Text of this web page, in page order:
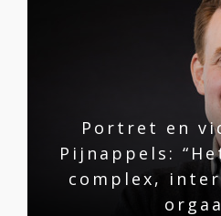
Portret en
Pijnappels:
complex,